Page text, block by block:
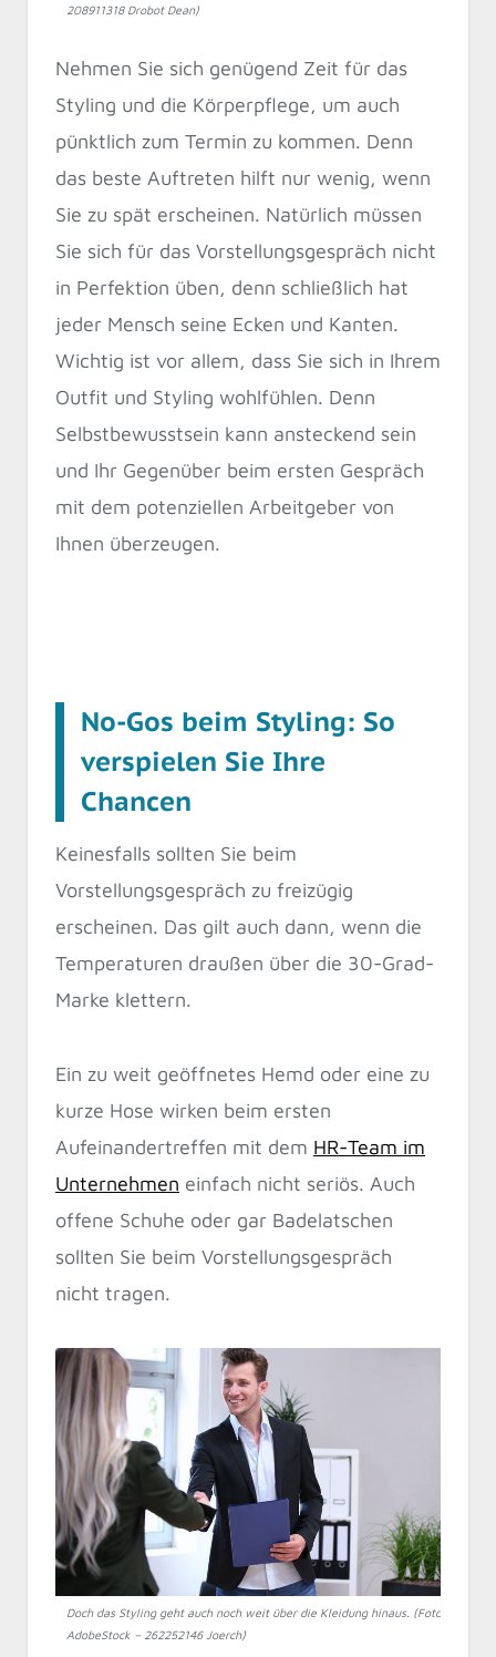
208911318 Drobot Dean)
Nehmen Sie sich genügend Zeit für das
Styling und die Körperpflege, um auch
pünktlich zum Termin zu kommen. Denn
das beste Auftreten hilft nur wenig, wenn
Sie zu spät erscheinen. Natürlich müssen
Sie sich für das Vorstellungsgespräch nicht
in Perfektion üben, denn schließlich hat
jeder Mensch seine Ecken und Kanten.
Wichtig ist vor allem, dass Sie sich in Ihrem
Outfit und Styling wohlfühlen. Denn
Selbstbewusstsein kann ansteckend sein
und Ihr Gegenüber beim ersten Gespräch
mit dem potenziellen Arbeitgeber von
Ihnen überzeugen.
No-Gos beim Styling: So
verspielen Sie Ihre
Chancen
Keinesfalls sollten Sie beim
Vorstellungsgespräch zu freizügig
erscheinen. Das gilt auch dann, wenn die
Temperaturen draußen über die 30-Grad-
Marke klettern.
Ein zu weit geöffnetes Hemd oder eine zu
kurze Hose wirken beim ersten
Aufeinandertreffen mit dem HR-Team im
Unternehmen einfach nicht seriös. Auch
offene Schuhe oder gar Badelatschen
sollten Sie beim Vorstellungsgespräch
nicht tragen.
Doch das Styling geht auch noch weit über die Kleidung hinaus. (Foto:
AdobeStock – 262252146 Joerch)